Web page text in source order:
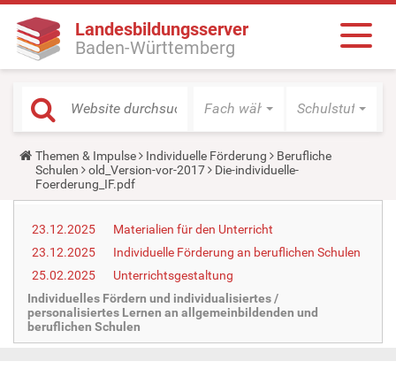
Landesbildungsserver
Baden-Württemberg
Fach wählen Schulstufe
Y
o
u
a
e
e
r
e
:
Themen & Impulse Individuelle Förderung
Berufliche
Schulen
old_Version-vor-2017
Die-individuelle-
Foerderung_IF.pdf
23.12.2025
Materialien für den Unterricht
23.12.2025
Individuelle Förderung an beruflichen Schulen
25.02.2025
Unterrichtsgestaltung
Individuelles Fördern und individualisiertes /
personalisiertes Lernen an allgemeinbildenden und
beruflichen Schulen